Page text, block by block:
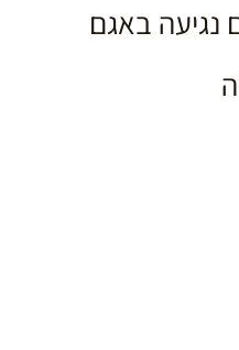
נגיעה באגם